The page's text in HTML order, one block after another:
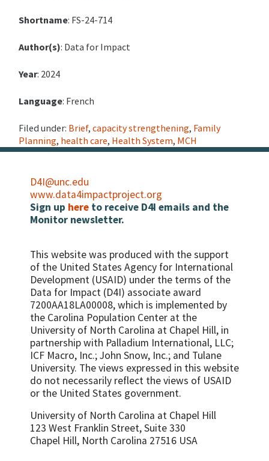
Shortname: FS-24-714
Author(s): Data for Impact
Year: 2024
Language: French
Filed under: Brief, capacity strengthening, Family
Planning, health care, Health System, MCH
D4I@unc.edu
www.data4impactproject.org
Sign up here to receive D4I emails and the
Monitor newsletter.
This website was produced with the support
of the United States Agency for International
Development (USAID) under the terms of the
Data for Impact (D4I) associate award
7200AA18LA00008, which is implemented by
the Carolina Population Center at the
University of North Carolina at Chapel Hill, in
partnership with Palladium International, LLC;
ICF Macro, Inc.; John Snow, Inc.; and Tulane
University. The views expressed in this website
do not necessarily reflect the views of USAID
or the United States government.
University of North Carolina at Chapel Hill
123 West Franklin Street, Suite 330
Chapel Hill, North Carolina 27516 USA